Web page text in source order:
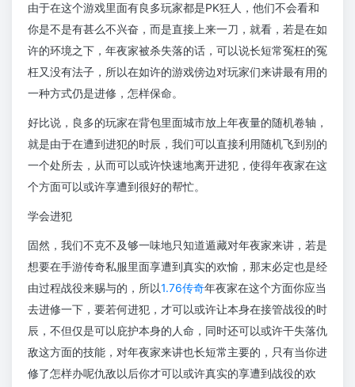
由于在这个游戏里面有良多玩家都是PK狂人，他们不会看和
你是不是有甚么不兴奋，而是直接上来一刀，就看，若是在如
许的环境之下，年夜家被杀失落的话，可以说长短常冤枉的冤
枉又没有法子，所以在如许的游戏傍边对玩家们来讲最有用的
一种方式仍是进修，怎样保命。
好比说，良多的玩家在背包里面城市放上年夜量的随机卷轴，
就是由于在遭到进犯的时辰，我们可以直接利用随机飞到别的
一个处所去，从而可以或许快速地离开进犯，使得年夜家在这
个方面可以或许享遭到很好的帮忙。
学会进犯
固然，我们不克不及够一味地只知道遁藏对年夜家来讲，若是
想要在手游传奇私服里面享遭到真实的欢愉，那末必定也是经
由过程战役来赐与的，所以1.76传奇年夜家在这个方面你应当
去进修一下，要若何进犯，才可以或许让本身在接管战役的时
辰，不但仅是可以庇护本身的人命，同时还可以或许干失落仇
敌这方面的技能，对年夜家来讲也长短常主要的，只有当你进
修了怎样办呢仇敌以后你才可以或许真实的享遭到战役的欢